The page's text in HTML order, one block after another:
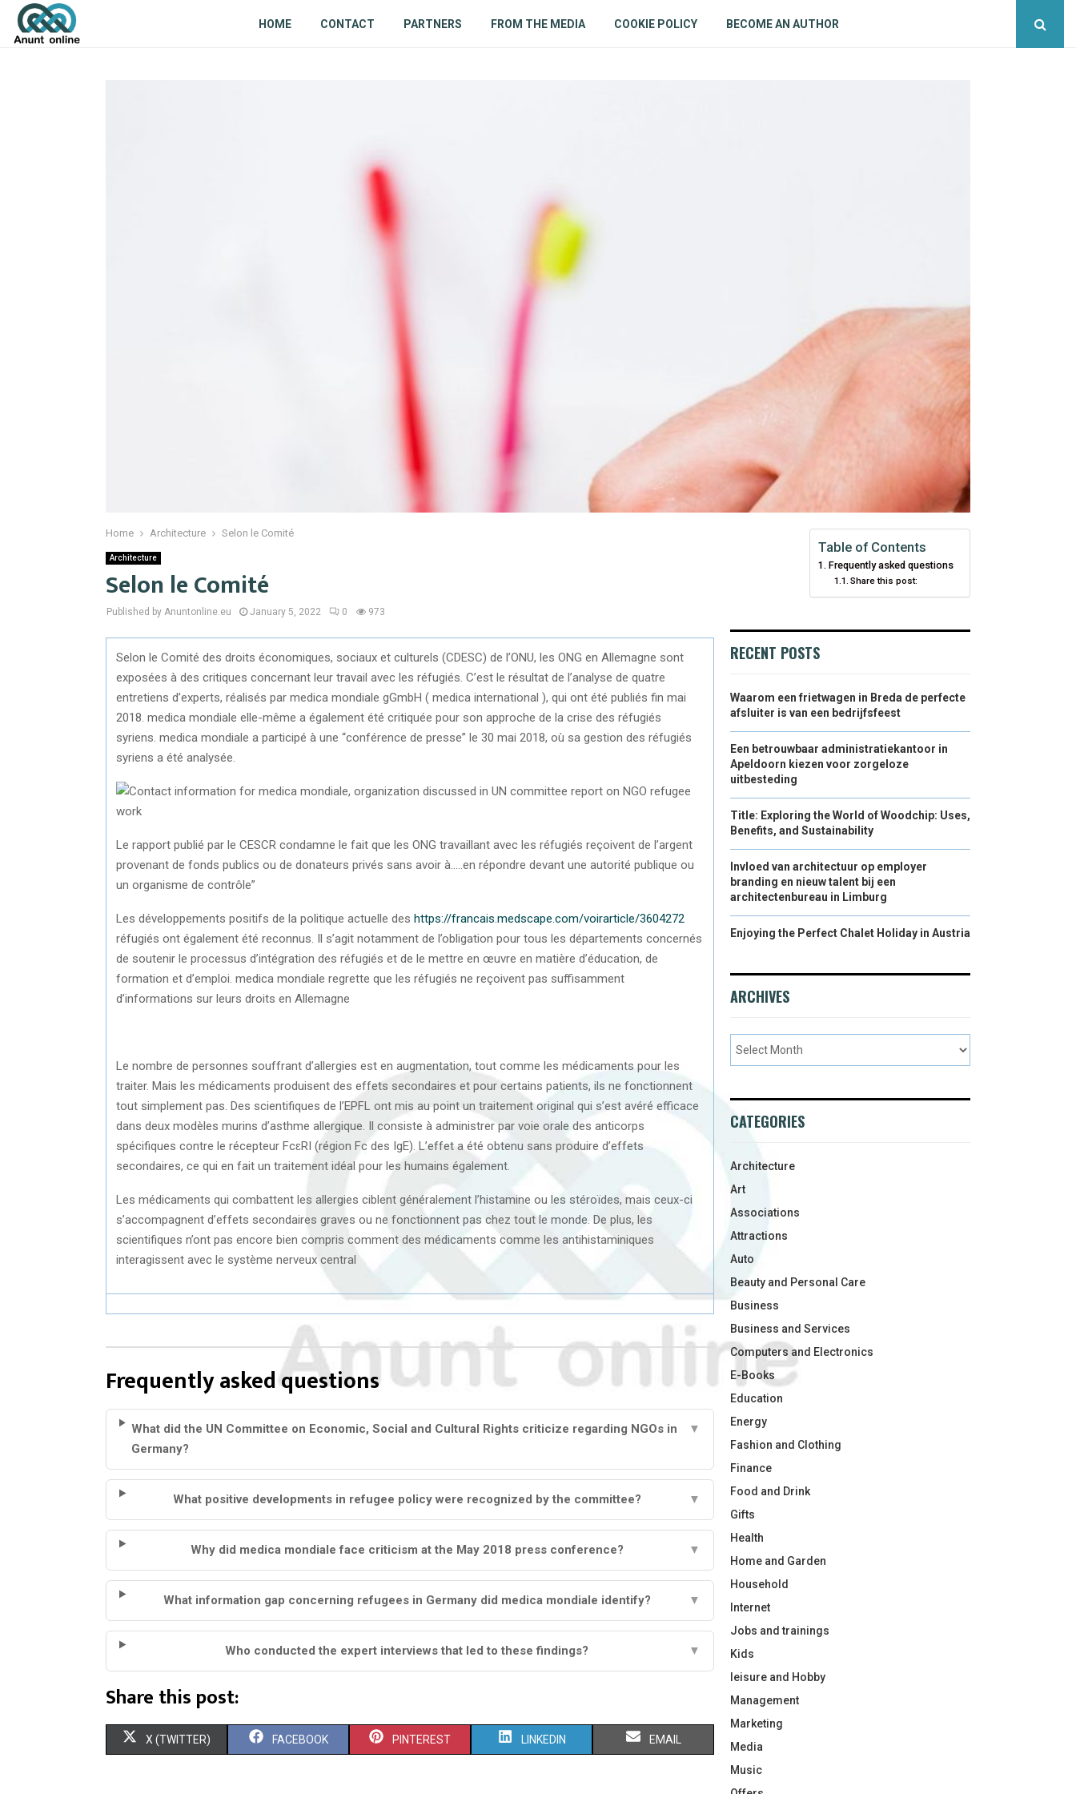
HOME CONTACT PARTNERS FROM THE MEDIA COOKIE POLICY BECOME AN AUTHOR
Home Architecture Selon le Comité
Architecture
Selon le Comité
Published by Anuntonline.eu January 5, 2022 0 973
Selon le Comité des droits économiques, sociaux et culturels (CDESC) de l’ONU, les ONG en Allemagne sont
exposées à des critiques concernant leur travail avec les réfugiés. C’est le résultat de l’analyse de quatre
entretiens d’experts, réalisés par medica mondiale gGmbH ( medica international ), qui ont été publiés fin mai
2018. medica mondiale elle-même a également été critiquée pour son approche de la crise des réfugiés
syriens. medica mondiale a participé à une “conférence de presse” le 30 mai 2018, où sa gestion des réfugiés
syriens a été analysée.
Le rapport publié par le CESCR condamne le fait que les ONG travaillant avec les réfugiés reçoivent de l’argent
provenant de fonds publics ou de donateurs privés sans avoir à…..en répondre devant une autorité publique ou
un organisme de contrôle”
Les développements positifs de la politique actuelle des https://francais.medscape.com/voirarticle/3604272
réfugiés ont également été reconnus. Il s’agit notamment de l’obligation pour tous les départements concernés
de soutenir le processus d’intégration des réfugiés et de le mettre en œuvre en matière d’éducation, de
formation et d’emploi. medica mondiale regrette que les réfugiés ne reçoivent pas suffisamment
d’informations sur leurs droits en Allemagne
Le nombre de personnes souffrant d’allergies est en augmentation, tout comme les médicaments pour les
traiter. Mais les médicaments produisent des effets secondaires et pour certains patients, ils ne fonctionnent
tout simplement pas. Des scientifiques de l’EPFL ont mis au point un traitement original qui s’est avéré efficace
dans deux modèles murins d’asthme allergique. Il consiste à administrer par voie orale des anticorps
spécifiques contre le récepteur FcɛRI (région Fc des IgE). L’effet a été obtenu sans produire d’effets
secondaires, ce qui en fait un traitement idéal pour les humains également.
Les médicaments qui combattent les allergies ciblent généralement l’histamine ou les stéroïdes, mais ceux-ci
s’accompagnent d’effets secondaires graves ou ne fonctionnent pas chez tout le monde. De plus, les
scientifiques n’ont pas encore bien compris comment des médicaments comme les antihistaminiques
interagissent avec le système nerveux central
Frequently asked questions
What did the UN Committee on Economic, Social and Cultural Rights criticize regarding NGOs in
Germany?
▼
What positive developments in refugee policy were recognized by the committee? ▼
Why did medica mondiale face criticism at the May 2018 press conference? ▼
What information gap concerning refugees in Germany did medica mondiale identify? ▼
Who conducted the expert interviews that led to these findings? ▼
Share this post:
S
X (TWITTER) S
FACEBOOK S
PINTEREST S
LINKEDIN S
EMAIL
Table of Contents
Frequently asked questions
Share this post:
RECENT POSTS
Waarom een frietwagen in Breda de perfecte
afsluiter is van een bedrijfsfeest
Een betrouwbaar administratiekantoor in
Apeldoorn kiezen voor zorgeloze
uitbesteding
Title: Exploring the World of Woodchip: Uses,
Benefits, and Sustainability
Invloed van architectuur op employer
branding en nieuw talent bij een
architectenbureau in Limburg
Enjoying the Perfect Chalet Holiday in Austria
ARCHIVES
CATEGORIES
Architecture
Art
Associations
Attractions
Auto
Beauty and Personal Care
Business
Business and Services
Computers and Electronics
E-Books
Education
Energy
Fashion and Clothing
Finance
Food and Drink
Gifts
Health
Home and Garden
Household
Internet
Jobs and trainings
Kids
leisure and Hobby
Management
Marketing
Media
Music